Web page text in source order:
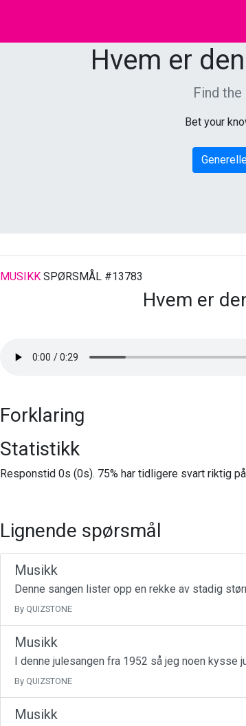
Hvem er
Find
Bet your
MUSIKKSPØRSMÅL #13783
Hvem er
Forklaring
Statistikk
Responstid 0s (0s). 75% har tidligere svart riktig
Lignende spørsmål
Musikk
Denne sangen lister opp en rekke av stadig
By QUIZSTONE
Musikk
I denne julesangen fra 1952 så jeg noen kysse
By QUIZSTONE
Musikk